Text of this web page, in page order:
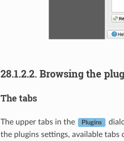
28.1.2.2. Browsing the
The tabs
The upper tabs in the Plugins
the plugins settings, available tabs